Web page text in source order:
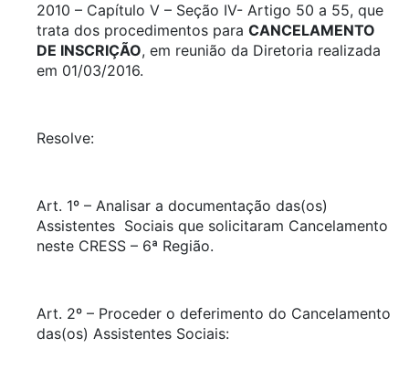
2010 – Capítulo V – Seção IV- Artigo 50 a 55, que
trata dos procedimentos para CANCELAMENTO
DE INSCRIÇÃO, em reunião da Diretoria realizada
em 01/03/2016.
Resolve:
Art. 1º – Analisar a documentação das(os)
Assistentes Sociais que solicitaram Cancelamento
neste CRESS – 6ª Região.
Art. 2º – Proceder o deferimento do Cancelamento
das(os) Assistentes Sociais: